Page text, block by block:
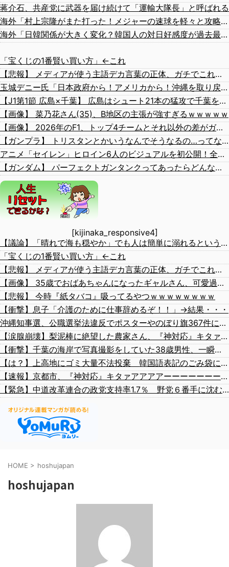
蒋介石、共産党に武器を届け続けて「運輸大隊長」と呼ばれる
海外「村上宗隆がまた打った！メジャーの速球を軽々と攻略する26号ホームランがこちら…」
海外「日韓関係が大きく変化？韓国人の対日好感度が過去最高を記録」
「宝くじの1番賢い買い方」←これ
【悲報】 メディアが使う主語デカ言葉の正体、ガチでこれだったｗｗｗｗ
玉城デニー氏「日本政府から！アメリカから！沖縄を取り戻す！」（動画あり）
【J1第1節 広島×千葉】 広島はシュート21本の猛攻で千葉を圧倒しホーム開幕戦を飾る！海外から復帰の川村がいきなりゴール
【画像】 菜乃花さん(35)、B地区の主張が強すぎるｗｗｗｗｗ
【画像】 2026年のF1、トップ4チームとそれ以外の差がガチでエグい
【ガンプラ】 トリスタンとかいうなんでそうなるの…ってなるキット…
アニメ「セイレン」ヒロイン6人のビジュアルを初公開！全員ロングヘア？アマガミの「輝日東高校」が再び舞台に！
【ガンダム】 パーフェクトガンタンクってあったらどんな存在になるだろうな？
[kijinaka_responsive4]
【議論】「晴れで海も穏やか」でも人は簡単に溺れるという恐怖……高齢者の海水浴はマジで危険なのか？
「宝くじの1番賢い買い方」←これ
【悲報】 メディアが使う主語デカ言葉の正体、ガチでこれだったｗｗｗｗ
【画像】 35歳でおばあちゃんになったギャルさん、可愛過ぎて嫉妬不可避w w w w w w w w w w w
【悲報】 今時『紙タバコ』吸ってるやつｗｗｗｗｗｗｗｗ
【衝撃】息子「介護のために仕事辞めるぞ！！」→結果・・・
沖縄知事選、公職選挙法違反でポスターやのぼり旗367件に撤去命令 玉城デニー氏（現職）200件、古謝玄太氏 149件、下地幹郎氏 16件、比嘉隆氏 2件 県選管担当者「沖縄は圧倒的に多い」
【涙腺崩壊】梨泥棒に絶望した農家さん、『神対応』キタァアアアアアーーーーーー！！
【衝撃】千葉の海岸で写真撮影をしていた38歳男性、一瞬の隙に波にさらわれた結果・・・
【は？】上高地にゴミ大量不法投棄 韓国語表記のごみ袋に紙やプラスチック、缶、瓶などが混在 生肉やキムチ、ラーメンなどさまざまな生ごみ
【速報】京都市、『神対応』キタァアアアアーーーーーーーー！！
【緊急】中道改革連合の政党支持率1.7％ 野党６番手に沈む・・・
HOME > hoshujapan
hoshujapan